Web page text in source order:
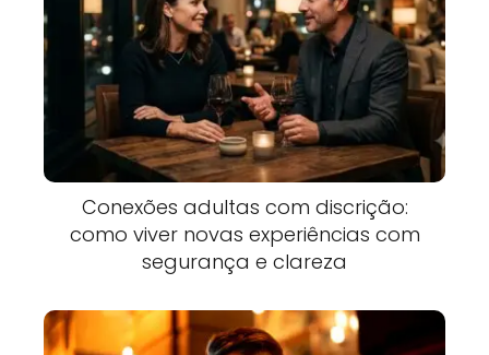
Conexões adultas com discrição:
como viver novas experiências com
segurança e clareza